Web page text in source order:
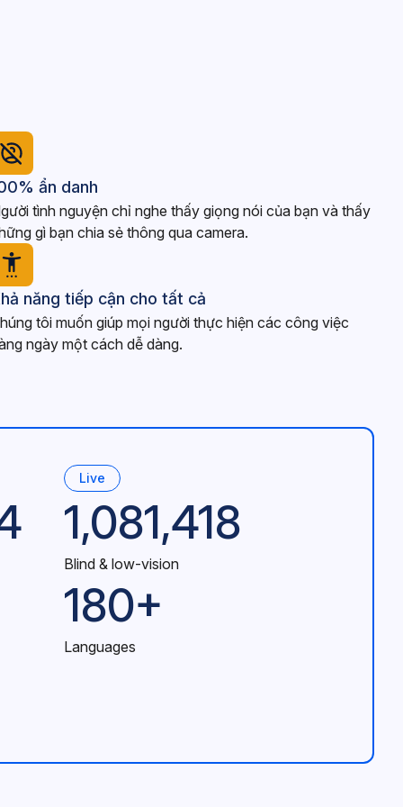
ẩn danh
tình nguyện chỉ nghe thấy giọng nói của bạn và thấy
gì bạn chia sẻ thông qua camera.
năng tiếp cận cho tất cả
tôi muốn giúp mọi người thực hiện các công việc
ngày một cách dễ dàng.
Live
1,081,418
Blind & low-vision
180+
Languages